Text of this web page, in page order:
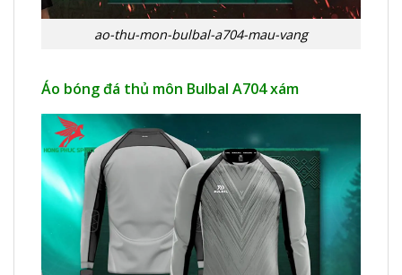
ao-thu-mon-bulbal-a704-mau-vang
Áo bóng đá thủ môn Bulbal A704 xám